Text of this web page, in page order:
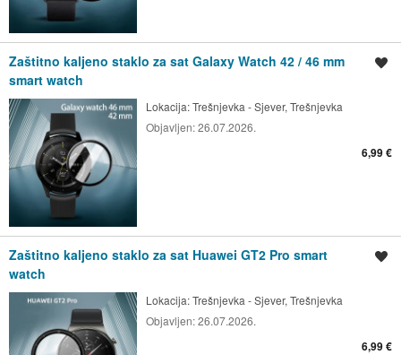
Zaštitno kaljeno staklo za sat Galaxy Watch 42 / 46 mm
smart watch
Lokacija:Trešnjevka - Sjever, Trešnjevka
Objavljen:26.07.2026.
6,99 €
Zaštitno kaljeno staklo za sat Huawei GT2 Pro smart
watch
Lokacija:Trešnjevka - Sjever, Trešnjevka
Objavljen:26.07.2026.
6,99 €